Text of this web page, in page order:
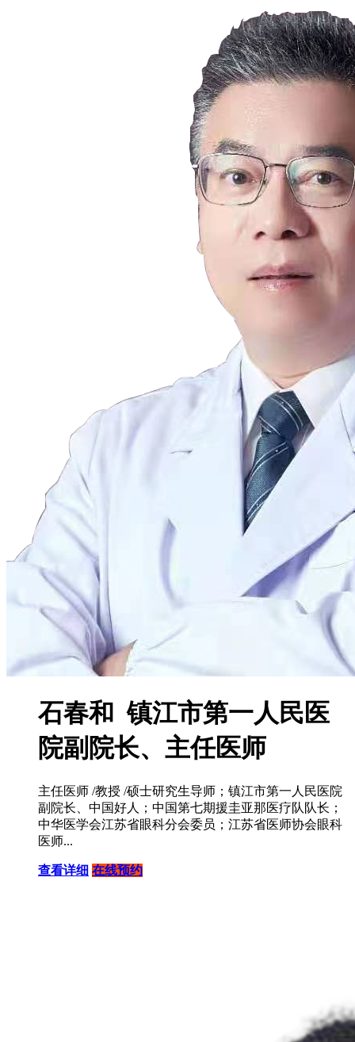
石春和 镇江市第一人民医
院副院长、主任医师
主任医师 /教授 /硕士研究生导师；镇江市第一人民医院
副院长、中国好人；中国第七期援圭亚那医疗队队长；
中华医学会江苏省眼科分会委员；江苏省医师协会眼科
医师...
查看详细 在线预约